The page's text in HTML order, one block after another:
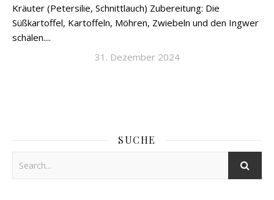
Kräuter (Petersilie, Schnittlauch) Zubereitung: Die
Süßkartoffel, Kartoffeln, Möhren, Zwiebeln und den Ingwer
schälen....
31. Dezember 2024
SUCHE